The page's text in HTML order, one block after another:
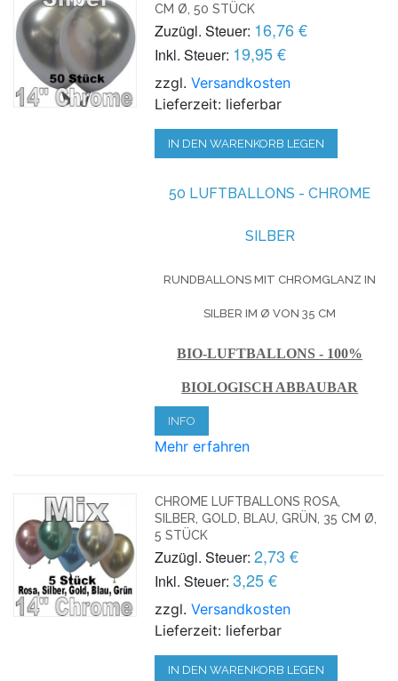
CM Ø, 50 STÜCK
Zuzügl. Steuer: 16,76 €
Inkl. Steuer: 19,95 €
zzgl.Versandkosten
Lieferzeit: lieferbar
IN DEN WARENKORB LEGEN
50 LUFTBALLONS - CHROME
SILBER
RUNDBALLONS MIT CHROMGLANZ IN
SILBER IM Ø VON 35 CM
BIO-LUFTBALLONS - 100%
BIOLOGISCH ABBAUBAR
INFO
Mehr erfahren
CHROME LUFTBALLONS ROSA,
SILBER, GOLD, BLAU, GRÜN, 35 CM Ø,
5 STÜCK
Zuzügl. Steuer: 2,73 €
Inkl. Steuer: 3,25 €
zzgl.Versandkosten
Lieferzeit: lieferbar
IN DEN WARENKORB LEGEN